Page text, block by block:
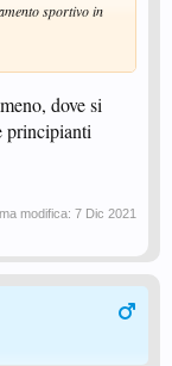
sportivo in
dove si
principianti
modifica: 7 Dic 2021